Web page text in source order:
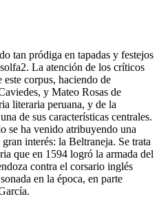
tan pródiga en tapadas y festejos
La atención de los críticos
corpus, haciendo de
y Mateo Rosas de
literaria peruana, y de la
de sus características centrales.
se ha venido atribuyendo una
interés: la Beltraneja. Se trata
que en 1594 logró la armada del
contra el corsario inglés
en la época, en parte